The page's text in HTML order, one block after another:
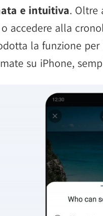
e intuitiva. Oltre
accedere alla
la funzione
su iPhone,